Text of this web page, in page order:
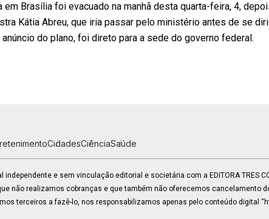
Brasília foi evacuado na manhã desta quarta-feira, 4,
Kátia Abreu, que iria passar pelo ministério antes de se
do plano, foi direto para a sede do governo federal.
CidadesCiênciaSaúde
independente e sem vinculação editorial e societária com a EDITORA TRES
não realizamos cobranças e que também não oferecemos cancelamento
terceiros a fazê-lo, nos responsabilizamos apenas pelo conteúdo digital